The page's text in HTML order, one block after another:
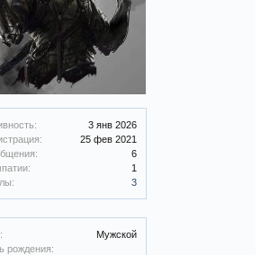
3 янв 2026
25 фев 2021
6
1
3
Мужской
рождения: